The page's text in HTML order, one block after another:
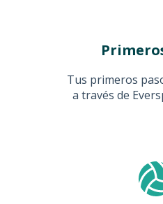
Tus primeros
a través de